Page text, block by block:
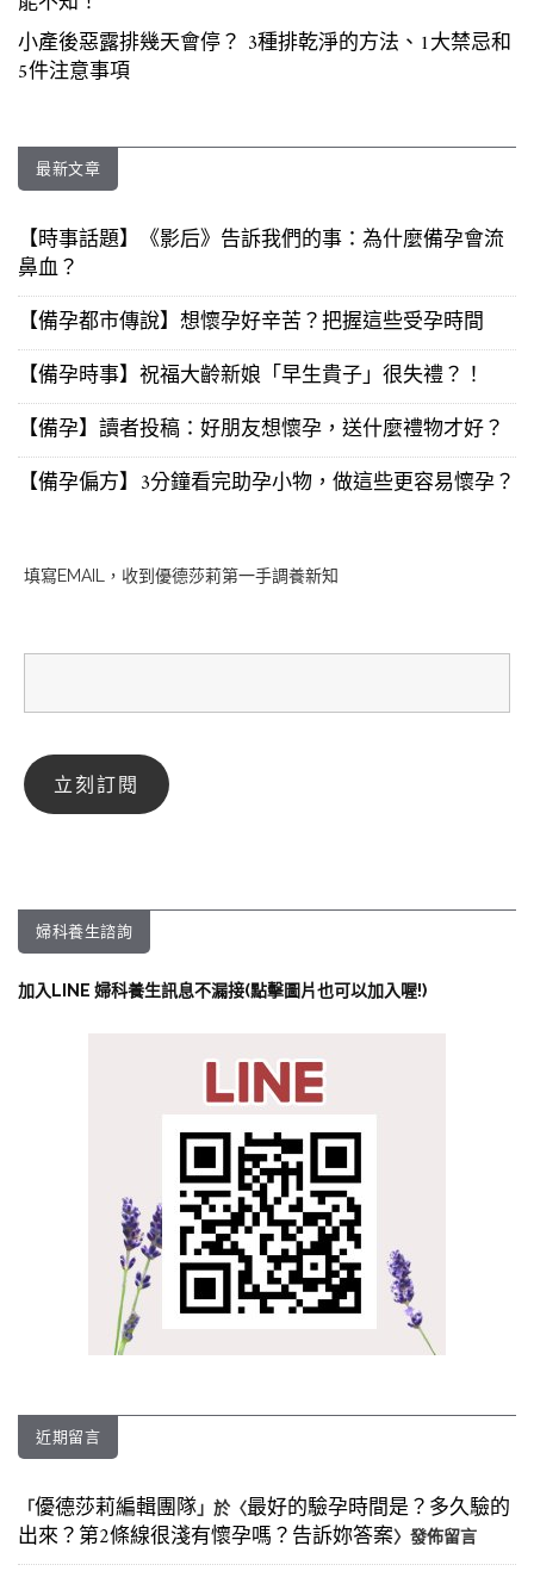
小產後惡露排幾天會停？ 3種排乾淨的方法、1大禁忌和
5件注意事項
最新文章
【時事話題】《影后》告訴我們的事：為什麼備孕會流
鼻血？
【備孕都市傳說】想懷孕好辛苦？把握這些受孕時間
【備孕時事】祝福大齡新娘「早生貴子」很失禮？！
【備孕】讀者投稿：好朋友想懷孕，送什麼禮物才好？
【備孕偏方】3分鐘看完助孕小物，做這些更容易懷孕？
填寫EMAIL，收到優德莎莉第一手調養新知
婦科養生諮詢
加入LINE 婦科養生訊息不漏接(點擊圖片也可以加入喔!)
近期留言
「優德莎莉編輯團隊」於〈最好的驗孕時間是？多久驗的
出來？第2條線很淺有懷孕嗎？告訴妳答案〉發佈留言